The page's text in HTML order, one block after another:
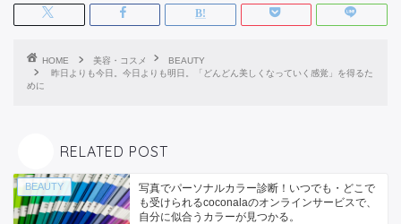
HOME 美容・コスメ
BEAUTY
昨日よりも今日。今日よりも明日。「どんどん美しくなっていく感覚」を得るた
めに
RELATED POST
BEAUTY
写真でパーソナルカラー診断！いつでも・どこで
も受けられるcoconalaのオンラインサービスで、
自分に似合うカラーが見つかる。